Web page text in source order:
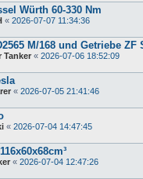
Würth 60-330 Nm
« 2026-07-07 11:34:36
M/168 und Getriebe ZF
Tanker « 2026-07-06 18:52:09
« 2026-07-05 21:41:46
« 2026-07-04 14:47:45
« 2026-07-04 12:47:26